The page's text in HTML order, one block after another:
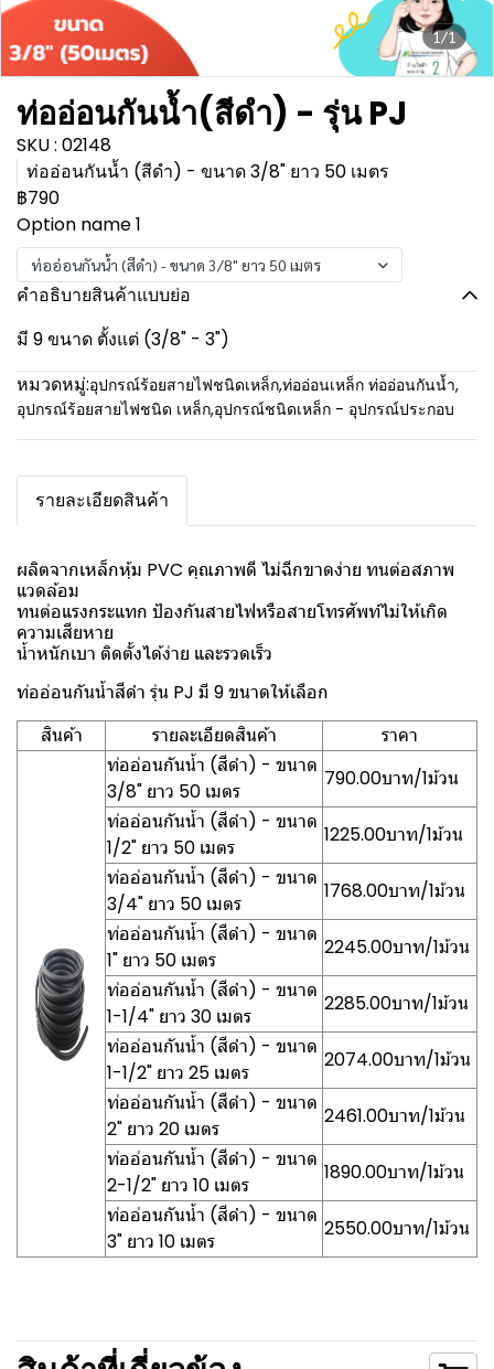
1/1
ท่ออ่อนกันน้ำ(สีดำ) - รุ่น PJ
SKU : 02148
ท่ออ่อนกันน้ำ (สีดำ) - ขนาด 3/8" ยาว 50 เมตร
฿790
Option name 1
ท่ออ่อนกันน้ำ (สีดำ) - ขนาด 3/8" ยาว 50 เมตร
คำอธิบายสินค้าแบบย่อ
มี 9 ขนาด ตั้งแต่ (3/8" - 3")
หมวดหมู่:อุปกรณ์ร้อยสายไฟชนิดเหล็ก,ท่ออ่อนเหล็ก ท่ออ่อนกันน้ำ,
อุปกรณ์ร้อยสายไฟชนิด เหล็ก,อุปกรณ์ชนิดเหล็ก - อุปกรณ์ประกอบ
รายละเอียดสินค้า
ผลิตจากเหล็กหุ้ม PVC คุณภาพดี ไม่ฉีกขาดง่าย ทนต่อสภาพ
แวดล้อม
ทนต่อแรงกระแทก ป้องกันสายไฟหรือสายโทรศัพท์ไม่ให้เกิด
ความเสียหาย
น้ำหนักเบา ติดตั้งได้ง่าย และรวดเร็ว
ท่ออ่อนกันน้ำสีดำ รุ่น PJ มี 9 ขนาดให้เลือก
สินค้า
รายละเอียดสินค้า
ราคา
ท่ออ่อนกันน้ำ (สีดำ) - ขนาด
3/8" ยาว 50 เมตร
790.00บาท/1ม้วน
ท่ออ่อนกันน้ำ (สีดำ) - ขนาด
1/2" ยาว 50 เมตร
1225.00บาท/1ม้วน
ท่ออ่อนกันน้ำ (สีดำ) - ขนาด
3/4" ยาว 50 เมตร
1768.00บาท/1ม้วน
ท่ออ่อนกันน้ำ (สีดำ) - ขนาด
1" ยาว 50 เมตร
2245.00บาท/1ม้วน
ท่ออ่อนกันน้ำ (สีดำ) - ขนาด
1-1/4" ยาว 30 เมตร
2285.00บาท/1ม้วน
ท่ออ่อนกันน้ำ (สีดำ) - ขนาด
1-1/2" ยาว 25 เมตร
2074.00บาท/1ม้วน
ท่ออ่อนกันน้ำ (สีดำ) - ขนาด
2" ยาว 20 เมตร
2461.00บาท/1ม้วน
ท่ออ่อนกันน้ำ (สีดำ) - ขนาด
2-1/2" ยาว 10 เมตร
1890.00บาท/1ม้วน
ท่ออ่อนกันน้ำ (สีดำ) - ขนาด
3" ยาว 10 เมตร
2550.00บาท/1ม้วน